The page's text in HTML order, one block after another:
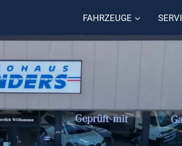
FAHRZEUGE